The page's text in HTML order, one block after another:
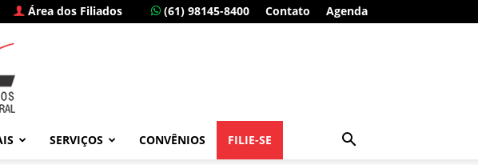
Área dos Filiados (61) 98145-8400 Contato Agenda
SERVIÇOS CONVÊNIOS FILIE-SE